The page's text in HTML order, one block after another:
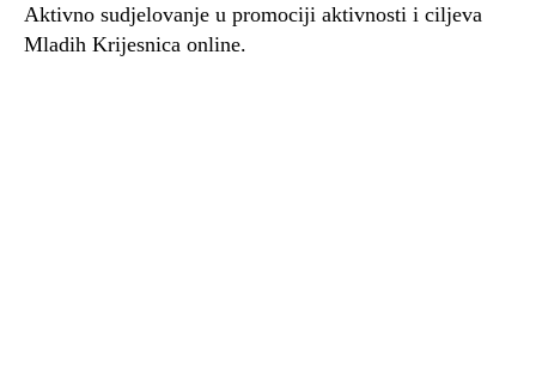
Aktivno sudjelovanje u promociji aktivnosti i ciljeva
Mladih Krijesnica online.